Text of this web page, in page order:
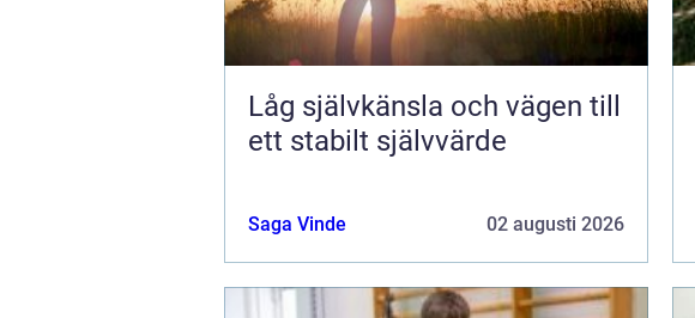
Låg självkänsla och vägen till
ett stabilt självvärde
Saga Vinde 02 augusti 2026